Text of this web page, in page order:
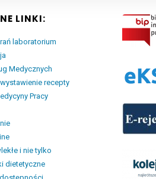
LINKI:
laboratorium
Medycznych
recepty
Pracy
i nie tylko
dietetyczne